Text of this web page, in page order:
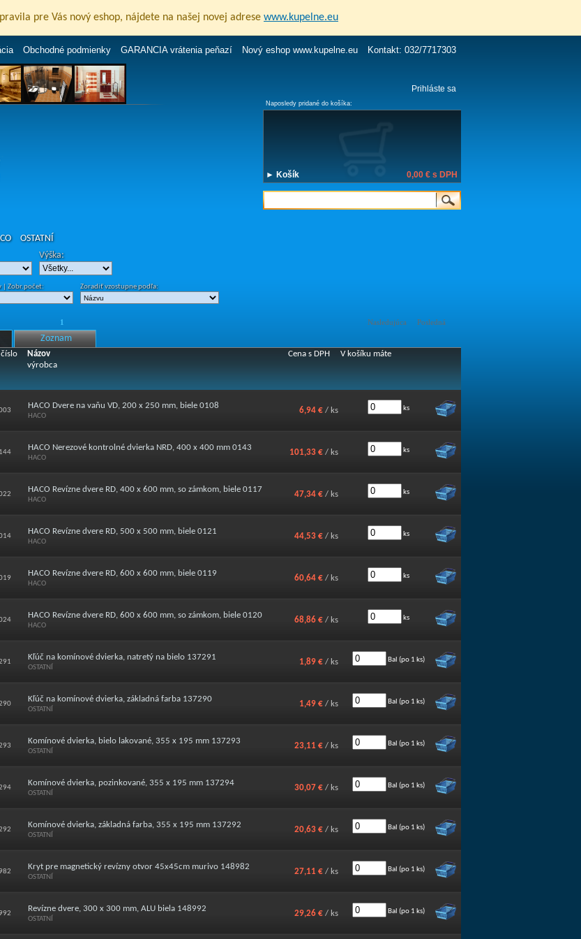
pre Vás nový eshop, nájdete na našej novej adrese www.kupelne.eu
Obchodné podmienky GARANCIA vrátenia peňazí Nový eshop www.kupelne.eu Kontakt: 032/7717303
Naposledy pridané do košíka:
► Košík 0,00 € s DPH
Prihláste sa
OSTATNÍ
Výška:
| Zobr.počet: Zoradiť vzostupne podľa:
Posledná
Nasledujúca
1
Zoznam
Názov
výrobca
Cena s DPH V košíku máte
HACO Dvere na vaňu VD, 200 x 250 mm, biele 0108
HACO
6,94 € / ks ks
HACO Nerezové kontrolné dvierka NRD, 400 x 400 mm 0143
HACO
101,33 € / ks ks
HACO Revízne dvere RD, 400 x 600 mm, so zámkom, biele 0117
HACO
47,34 € / ks ks
HACO Revízne dvere RD, 500 x 500 mm, biele 0121
HACO
44,53 € / ks ks
HACO Revízne dvere RD, 600 x 600 mm, biele 0119
HACO
60,64 € / ks ks
HACO Revízne dvere RD, 600 x 600 mm, so zámkom, biele 0120
HACO
68,86 € / ks ks
Kľúč na komínové dvierka, natretý na bielo 137291
OSTATNÍ
1,89 € / ks Bal (po 1 ks)
Kľúč na komínové dvierka, základná farba 137290
OSTATNÍ
1,49 € / ks Bal (po 1 ks)
Komínové dvierka, bielo lakované, 355 x 195 mm 137293
OSTATNÍ
23,11 € / ks Bal (po 1 ks)
Komínové dvierka, pozinkované, 355 x 195 mm 137294
OSTATNÍ
30,07 € / ks Bal (po 1 ks)
Komínové dvierka, základná farba, 355 x 195 mm 137292
OSTATNÍ
20,63 € / ks Bal (po 1 ks)
Kryt pre magnetický revízny otvor 45x45cm murivo 148982
OSTATNÍ
27,11 € / ks Bal (po 1 ks)
Revízne dvere, 300 x 300 mm, ALU biela 148992
OSTATNÍ
29,26 € / ks Bal (po 1 ks)